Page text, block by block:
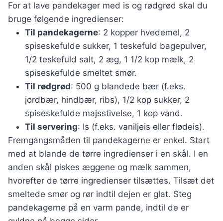
For at lave pandekager med is og rødgrød skal du
bruge følgende ingredienser:
Til pandekagerne: 2 kopper hvedemel, 2
spiseskefulde sukker, 1 teskefuld bagepulver,
1/2 teskefuld salt, 2 æg, 1 1/2 kop mælk, 2
spiseskefulde smeltet smør.
Til rødgrød: 500 g blandede bær (f.eks.
jordbær, hindbær, ribs), 1/2 kop sukker, 2
spiseskefulde majsstivelse, 1 kop vand.
Til servering: Is (f.eks. vaniljeis eller flødeis).
Fremgangsmåden til pandekagerne er enkel. Start
med at blande de tørre ingredienser i en skål. I en
anden skål piskes æggene og mælk sammen,
hvorefter de tørre ingredienser tilsættes. Tilsæt det
smeltede smør og rør indtil dejen er glat. Steg
pandekagerne på en varm pande, indtil de er